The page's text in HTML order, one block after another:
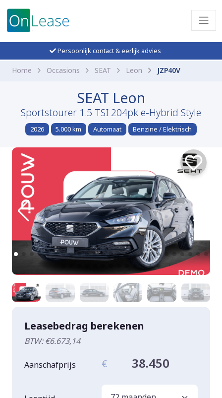
Persoonlijk contact & eerlijk advies
Home Occasions SEAT Leon JZP40V
SEAT Leon
Sportstourer 1.5 TSI 204pk e-Hybrid Style
2026 5.000 km Automaat Benzine / Elektrisch
Leasebedrag berekenen
BTW: €6.673,14
Aanschafprijs € 38.450